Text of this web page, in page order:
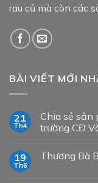
rau củ mà còn các
BÀI VIẾT MỚI
21
Th4
Chia sẻ sản
trường CĐ
19
Th6
Thương Bà